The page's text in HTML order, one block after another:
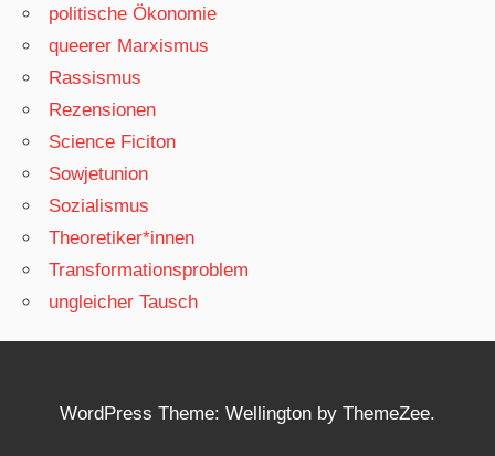
politische Ökonomie
queerer Marxismus
Rassismus
Rezensionen
Science Ficiton
Sowjetunion
Sozialismus
Theoretiker*innen
Transformationsproblem
ungleicher Tausch
WordPress Theme: Wellington by ThemeZee.